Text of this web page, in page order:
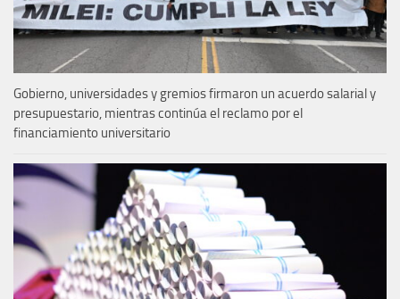
Gobierno, universidades y gremios firmaron un acuerdo salarial y
presupuestario, mientras continúa el reclamo por el
financiamiento universitario